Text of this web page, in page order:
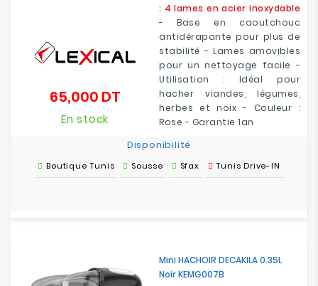
: 4 lames en acier inoxydable
- Base en caoutchouc
antidérapante pour plus de
stabilité - Lames amovibles
pour un nettoyage facile -
Utilisation : Idéal pour
hacher viandes, légumes,
herbes et noix - Couleur :
Rose - Garantie 1an
65,000 DTPrix
En stock
Disponibilité
Boutique Tunis Sousse Sfax Tunis Drive-IN
Mini HACHOIR DECAKILA 0.35L
Noir KEMG007B